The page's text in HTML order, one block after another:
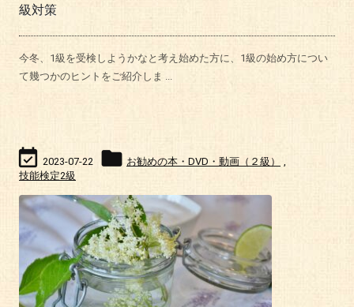
級対策
今冬、1級を受検しようかなと考え始めた方に、1級の始め方につい
て幾つかのヒントをご紹介しま ...
 2023-07-22  お勧めの本・DVD・動画（２級）
技能検定2級